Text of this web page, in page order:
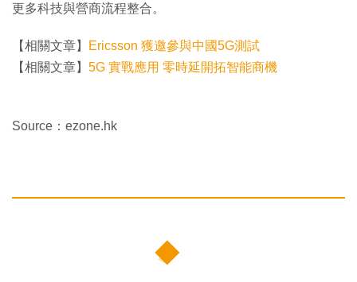
更多科技與營商流程整合。
【相關文章】
Ericsson 獲邀參與中國5G測試
【相關文章】 5G 實戰應用 零時延開拓智能商機
Source：ezone.hk